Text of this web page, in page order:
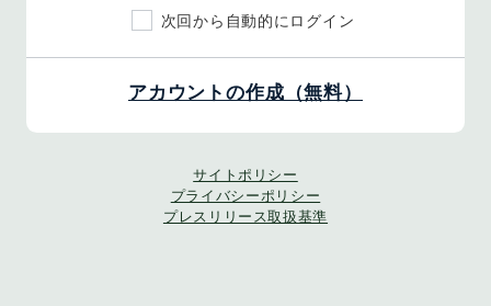
次回から自動的にログイン
アカウントの作成（無料）
サイトポリシー
プライバシーポリシー
プレスリリース取扱基準